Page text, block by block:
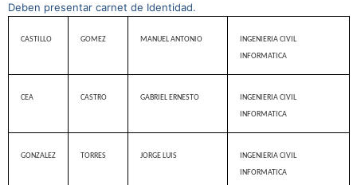
Deben presentar carnet de Identidad.
CASTILLO GOMEZ MANUEL ANTONIO
INGENIERIA CIVIL
INFORMATICA
CEA CASTRO GABRIEL ERNESTO
INGENIERIA CIVIL
INFORMATICA
GONZALEZ TORRES JORGE LUIS
INGENIERIA CIVIL
INFORMATICA